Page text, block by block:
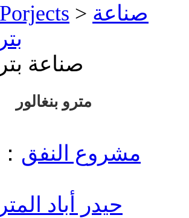
Porjects > صناعة
صناعة
مترو بنغالور
مشروع النفق
حيدر أباد